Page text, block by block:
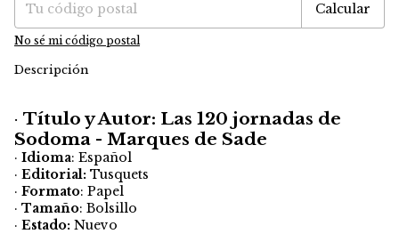
Calcular
No sé mi código postal
Descripción
· Título y Autor: Las 120 jornadas de
Sodoma - Marques de Sade
· Idioma: Español
· Editorial: Tusquets
· Formato: Papel
· Tamaño: Bolsillo
· Estado: Nuevo